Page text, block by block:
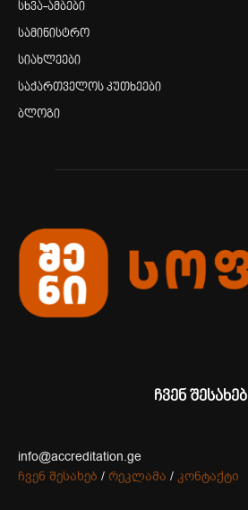
სხვა-ამბები
სამინისტრო
სიახლეები
საქართველოს კუთხეები
ბლოგი
ჩვენ შესახებ
info@accreditation.ge
ჩვენ შესახებ / რეკლამა / კონტაქტი